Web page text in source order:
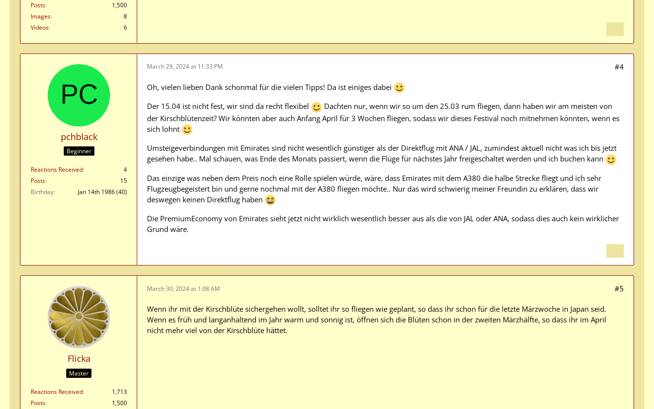
Posts
1,500
Images
8
Videos
6
pchblack
Beginner
Reactions Received
4
Posts
15
Birthday
Jan 14th 1986 (40)
March 29, 2024 at 11:33 PM #4
Oh, vielen lieben Dank schonmal für die vielen Tipps! Da ist einiges dabei
Der 15.04 ist nicht fest, wir sind da recht flexibel
Dachten nur, wenn wir so um den 25.03 rum fliegen, dann haben wir am meisten von
der Kirschblütenzeit? Wir könnten aber auch Anfang April für 3 Wochen fliegen, sodass wir dieses Festival noch mitnehmen könnten, wenn es
sich lohnt
Umsteigeverbindungen mit Emirates sind nicht wesentlich günstiger als der Direktflug mit ANA / JAL, zumindest aktuell nicht was ich bis jetzt
gesehen habe.. Mal schauen, was Ende des Monats passiert, wenn die Flüge für nächstes Jahr freigeschaltet werden und ich buchen kann
Das einzige was neben dem Preis noch eine Rolle spielen würde, wäre, dass Emirates mit dem A380 die halbe Strecke fliegt und ich sehr
Flugzeugbegeistert bin und gerne nochmal mit der A380 fliegen möchte.. Nur das wird schwierig meiner Freundin zu erklären, dass wir
deswegen keinen Direktflug haben
Die PremiumEconomy von Emirates sieht jetzt nicht wirklich wesentlich besser aus als die von JAL oder ANA, sodass dies auch kein wirklicher
Grund wäre.
Flicka
Master
Reactions Received
1,713
Posts
1,500
March 30, 2024 at 1:08 AM #5
Wenn ihr mit der Kirschblüte sichergehen wollt, solltet ihr so fliegen wie geplant, so dass ihr schon für die letzte Märzwoche in Japan seid.
Wenn es früh und langanhaltend im Jahr warm und sonnig ist, öffnen sich die Blüten schon in der zweiten Märzhälfte, so dass ihr im April
nicht mehr viel von der Kirschblüte hättet.